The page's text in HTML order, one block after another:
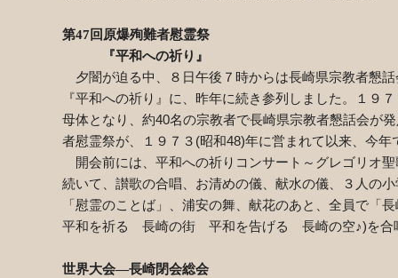
第47 回原爆殉難者慰霊祭
『平和への祈り』
夕闇が迫る中、８日午後７時からは長崎県宗教者懇
『平和への祈り』に、昨年に続き参列しました。１９
母体となり、約40名の宗教者で長崎県宗教者懇話会が
者慰霊祭が、１９７３ (昭和48)年に営まれて以来、今年
開会前には、平和への祈りコンサート～グレゴリオ
続いて、讃歌の合唱、お清めの儀、献水の儀、３人の
「慰霊のことば」、浦安の舞、献花のあと、全員で「
平和を祈る 長崎の街 平和を告げる 長崎の空♪)を合
世界大会—長崎閉会総会